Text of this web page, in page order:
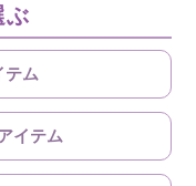
ぶ
テム
イテム